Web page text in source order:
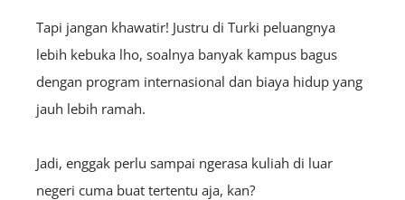
Tapi jangan khawatir! Justru di Turki peluangnya
lebih kebuka lho, soalnya banyak kampus bagus
dengan program internasional dan biaya hidup yang
jauh lebih ramah.
Jadi, enggak perlu sampai ngerasa kuliah di luar
negeri cuma buat tertentu aja, kan?